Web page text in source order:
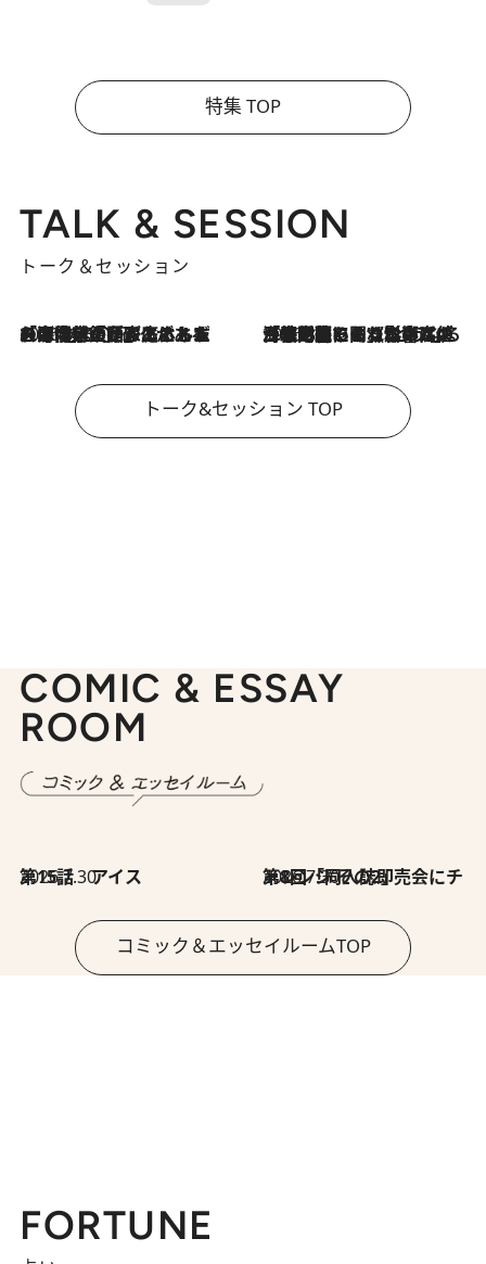
特集 TOP
TALK & SESSION
トーク＆セッション
2026.8.3
「今後値上げがあるとすれば…」「リスクがあるのは今年の冬」エネルギー専門家が語る、ホルムズ海峡封鎖が家庭にもたらす“ある心配” 2026.8.3
「住宅建てられない…」「サーチャージ料の高値が続いている」ホルムズ海峡封鎖による影響はいつまで続く？《エネルギー専門家に聞く“どうなる日本の暮らし”》
トーク&セッション TOP
COMIC & ESSAY
ROOM
2026.7.30
第15話 アイス 2026.7.30
第8回「同人誌即売会にチャレンジ その2」
コミック＆エッセイルームTOP
FORTUNE